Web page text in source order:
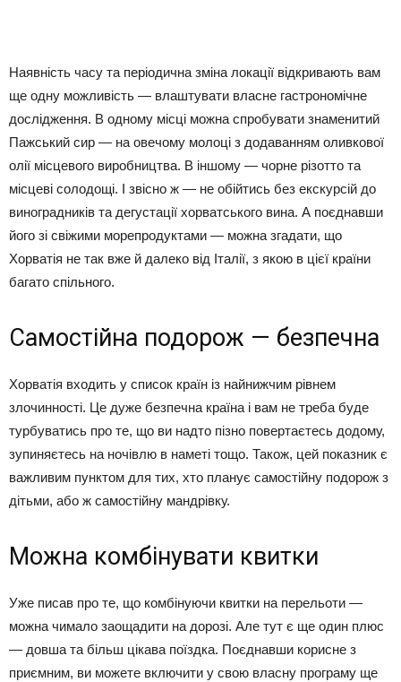
Наявність часу та періодична зміна локації відкривають вам
ще одну можливість — влаштувати власне гастрономічне
дослідження. В одному місці можна спробувати знаменитий
Пажський сир — на овечому молоці з додаванням оливкової
олії місцевого виробництва. В іншому — чорне різотто та
місцеві солодощі. І звісно ж — не обійтись без екскурсій до
виноградників та дегустації хорватського вина. А поєднавши
його зі свіжими морепродуктами — можна згадати, що
Хорватія не так вже й далеко від Італії, з якою в цієї країни
багато спільного.
Самостійна подорож — безпечна
Хорватія входить у список країн із найнижчим рівнем
злочинності. Це дуже безпечна країна і вам не треба буде
турбуватись про те, що ви надто пізно повертаєтесь додому,
зупиняєтесь на ночівлю в наметі тощо. Також, цей показник є
важливим пунктом для тих, хто планує самостійну подорож з
дітьми, або ж самостійну мандрівку.
Можна комбінувати квитки
Уже писав про те, що комбінуючи квитки на перельоти —
можна чимало заощадити на дорозі. Але тут є ще один плюс
— довша та більш цікава поїздка. Поєднавши корисне з
приємним, ви можете включити у свою власну програму ще